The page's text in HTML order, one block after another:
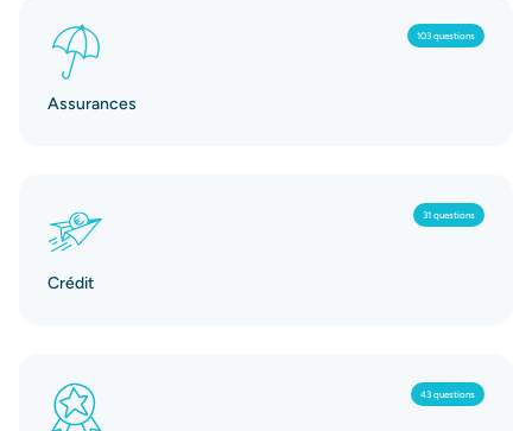
103 questions
Assurances
31 questions
Crédit
43 questions